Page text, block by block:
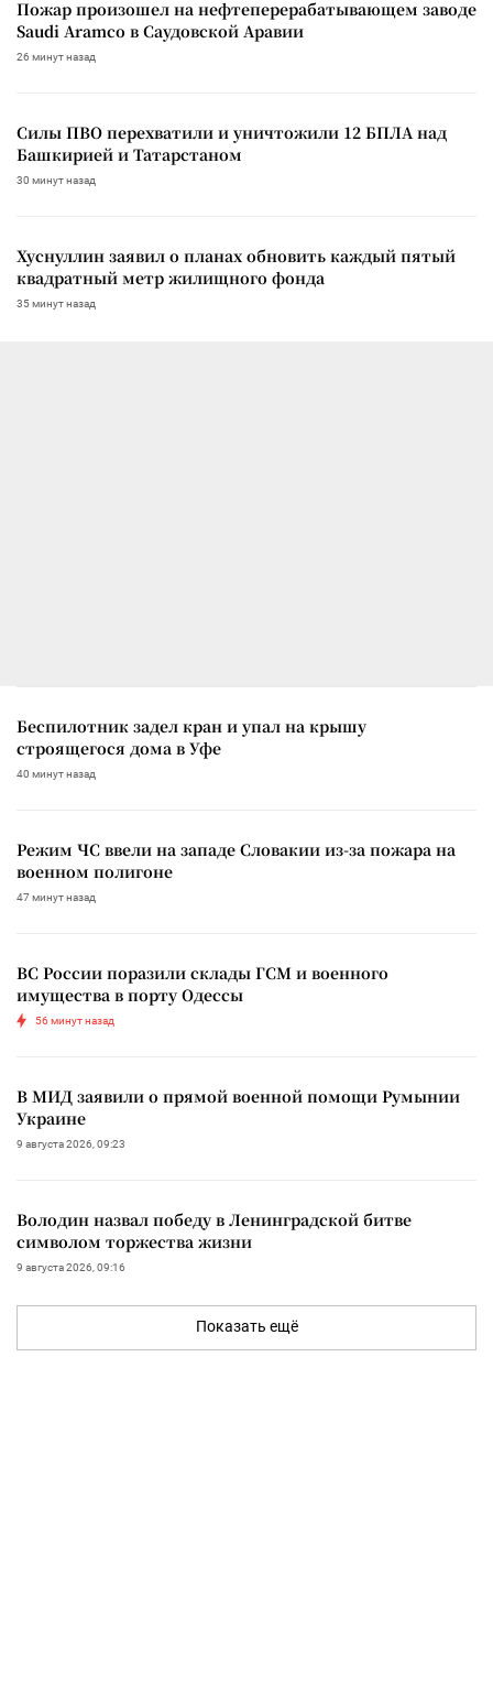
Пожар произошел на нефтеперерабатывающем заводе
Saudi Aramco в Саудовской Аравии
26 минут назад
Силы ПВО перехватили и уничтожили 12 БПЛА над
Башкирией и Татарстаном
30 минут назад
Хуснуллин заявил о планах обновить каждый пятый
квадратный метр жилищного фонда
35 минут назад
Беспилотник задел кран и упал на крышу
строящегося дома в Уфе
40 минут назад
Режим ЧС ввели на западе Словакии из-за пожара на
военном полигоне
47 минут назад
ВС России поразили склады ГСМ и военного
имущества в порту Одессы
56 минут назад
В МИД заявили о прямой военной помощи Румынии
Украине
9 августа 2026, 09:23
Володин назвал победу в Ленинградской битве
символом торжества жизни
9 августа 2026, 09:16
Показать ещё